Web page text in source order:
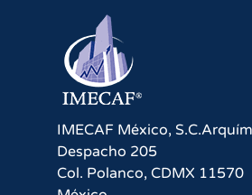
IMECAF México, S.C.
Despacho 205
Col. Polanco, CDMX 11570